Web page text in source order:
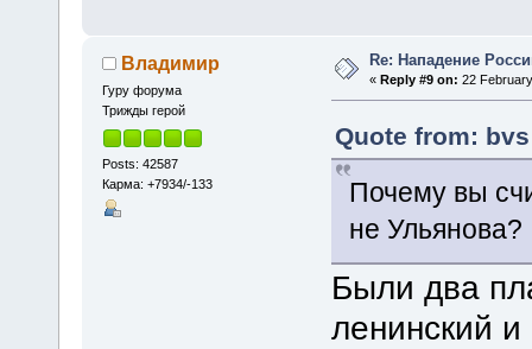
Владимир
Гуру форума
Трижды герой
Posts: 42587
Карма: +7934/-133
Re: Нападение
«Reply #9 on: 22
Quote from:
Почему вы
не Ульянова?
Были два
ленинский